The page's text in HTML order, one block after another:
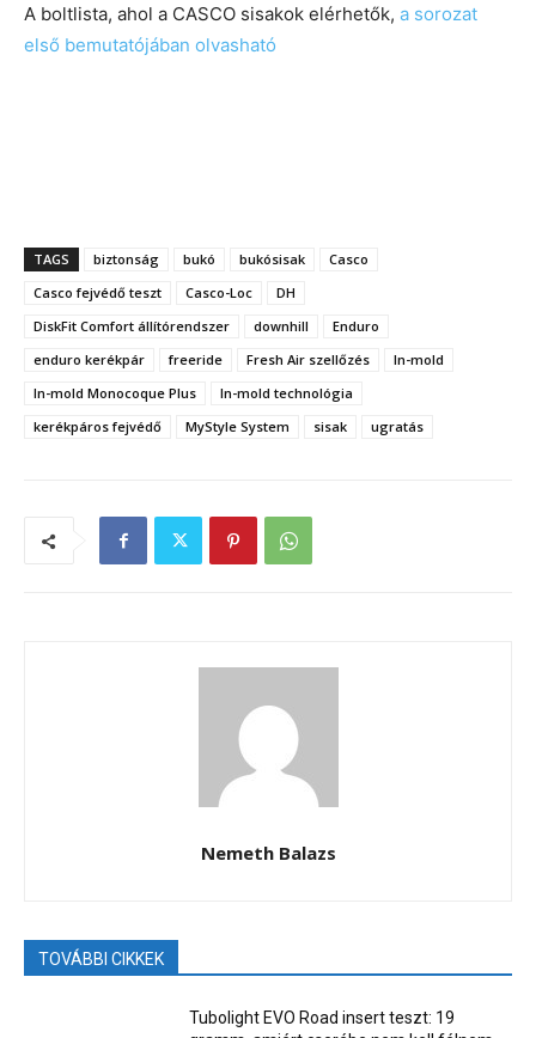
A boltlista, ahol a CASCO sisakok elérhetők, a sorozat
első bemutatójában olvasható
TAGS biztonság bukó bukósisak
Casco
Casco fejvédő teszt
Casco-Loc
DH
DiskFit Comfort állítórendszer
downhill
Enduro
enduro kerékpár
freeride Fresh Air szellőzés
In-mold
In-mold Monocoque Plus
In-mold technológia
kerékpáros fejvédő
MyStyle System sisak ugratás
Nemeth Balazs
TOVÁBBI CIKKEK
Tubolight EVO Road insert teszt: 19